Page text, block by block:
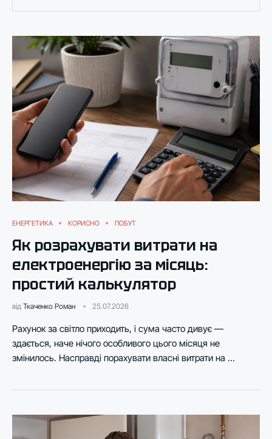
ЕНЕРГЕТИКА КОРИСНО ПОБУТ
Як розрахувати витрати на
електроенергію за місяць:
простий калькулятор
від Ткаченко Роман 25.07.2026
Рахунок за світло приходить, і сума часто дивує —
здається, наче нічого особливого цього місяця не
змінилось. Насправді порахувати власні витрати на …